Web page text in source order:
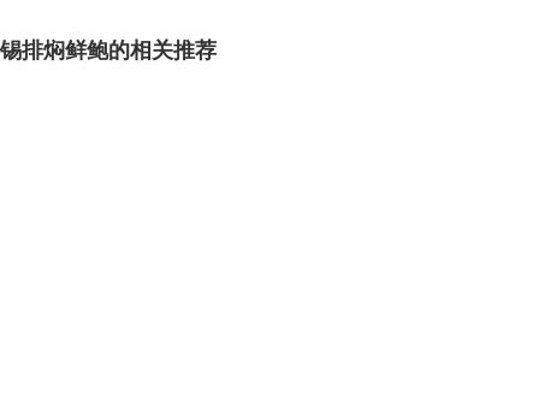
锡排焖鲜鲍的相关推荐